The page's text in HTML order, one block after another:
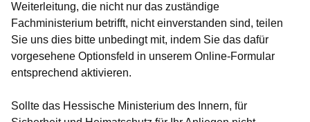
Weiterleitung, die nicht nur das zuständige
Fachministerium betrifft, nicht einverstanden sind, teilen
Sie uns dies bitte unbedingt mit, indem Sie das dafür
vorgesehene Optionsfeld in unserem Online-Formular
entsprechend aktivieren.
Sollte das Hessische Ministerium des Innern, für